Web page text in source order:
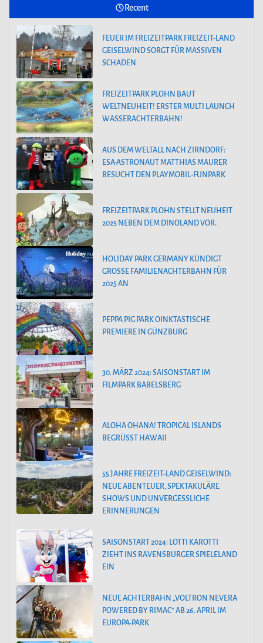
FREIZEITPARK PLOHN STELLT NEUHEIT
Recent
FEUER IM FREIZEITPARK FREIZEIT-LAND
GEISELWIND SORGT FÜR MASSIVEN
SCHADEN
FREIZEITPARK PLOHN BAUT
WELTNEUHEIT! ERSTER MULTI LAUNCH
WASSERACHTERBAHN!
AUS DEM WELTALL NACH ZIRNDORF:
ESA-ASTRONAUT MATTHIAS MAURER
BESUCHT DEN PLAYMOBIL-FUNPARK
FREIZEITPARK PLOHN STELLT NEUHEIT
2025 NEBEN DEM DINOLAND VOR.
HOLIDAY PARK GERMANY KÜNDIGT
GROSSE FAMILIENACHTERBAHN FÜR 2
025 AN
PEPPA PIG PARK OINKTASTISCHE
PREMIERE IN GÜNZBURG
30. MÄRZ 2024: SAISONSTART IM
FILMPARK BABELSBERG
ALOHA OHANA! TROPICAL ISLANDS
BEGRÜSST HAWAII
55 JAHRE FREIZEIT-LAND GEISELWIND:
NEUE ABENTEUER, SPEKTAKULÄRE
SHOWS UND UNVERGESSLICHE
ERINNERUNGEN
SAISONSTART 2024: LOTTI KAROTTI
ZIEHT INS RAVENSBURGER SPIELELAND
EIN
NEUE ACHTERBAHN „VOLTRON NEVERA
POWERED BY RIMAC“ AB 26. APRIL IM
EUROPA-PARK